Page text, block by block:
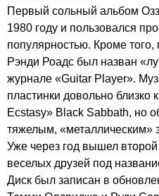
Первый сольный альбом
1980 году и пользовался
популярностью. Кроме
Рэнди Роадс был назван
журнале «Guitar Player».
пластинки довольно близко
Ecstasy» Black Sabbath, но
тяжелым, «металлическим»
Уже через год вышел
веселых друзей под
Диск был записан в